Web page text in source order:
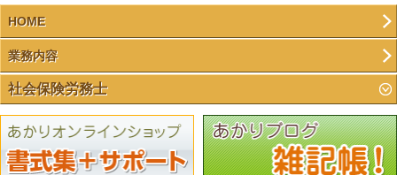
HOME
業務内容
社会保険労務士